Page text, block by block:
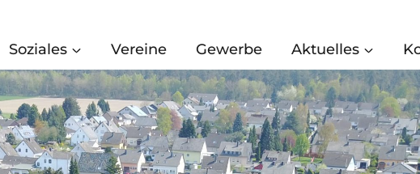
Soziales Vereine Gewerbe Aktuelles